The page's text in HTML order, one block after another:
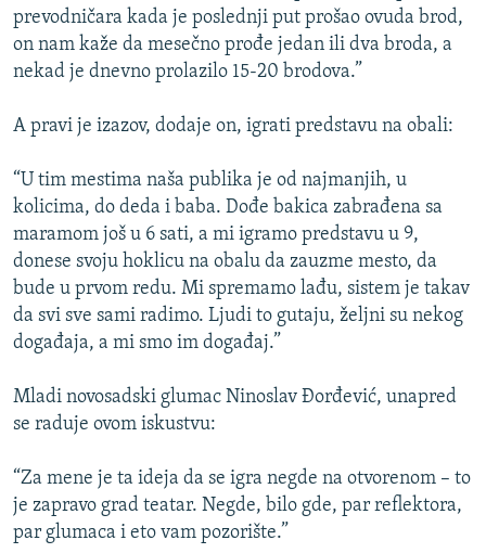
prevodničara kada je poslednji put prošao ovuda brod,
on nam kaže da mesečno prođe jedan ili dva broda, a
nekad je dnevno prolazilo 15-20 brodova.”
A pravi je izazov, dodaje on, igrati predstavu na obali:
“U tim mestima naša publika je od najmanjih, u
kolicima, do deda i baba. Dođe bakica zabrađena sa
maramom još u 6 sati, a mi igramo predstavu u 9,
donese svoju hoklicu na obalu da zauzme mesto, da
bude u prvom redu. Mi spremamo lađu, sistem je takav
da svi sve sami radimo. Ljudi to gutaju, željni su nekog
događaja, a mi smo im događaj.”
Mladi novosadski glumac Ninoslav Đorđević, unapred
se raduje ovom iskustvu:
“Za mene je ta ideja da se igra negde na otvorenom – to
je zapravo grad teatar. Negde, bilo gde, par reflektora,
par glumaca i eto vam pozorište.”